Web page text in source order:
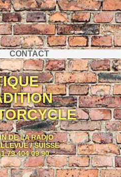
CONTACT
DE LA RADIO
/ SUISSE
79 404 09 90